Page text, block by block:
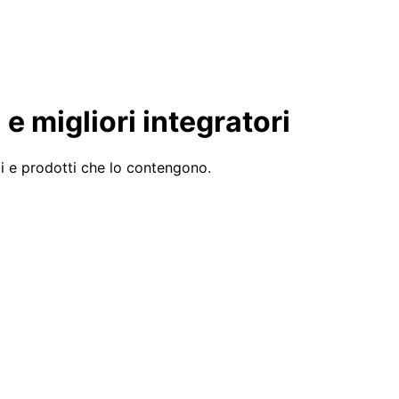
e migliori integratori
e prodotti che lo contengono.